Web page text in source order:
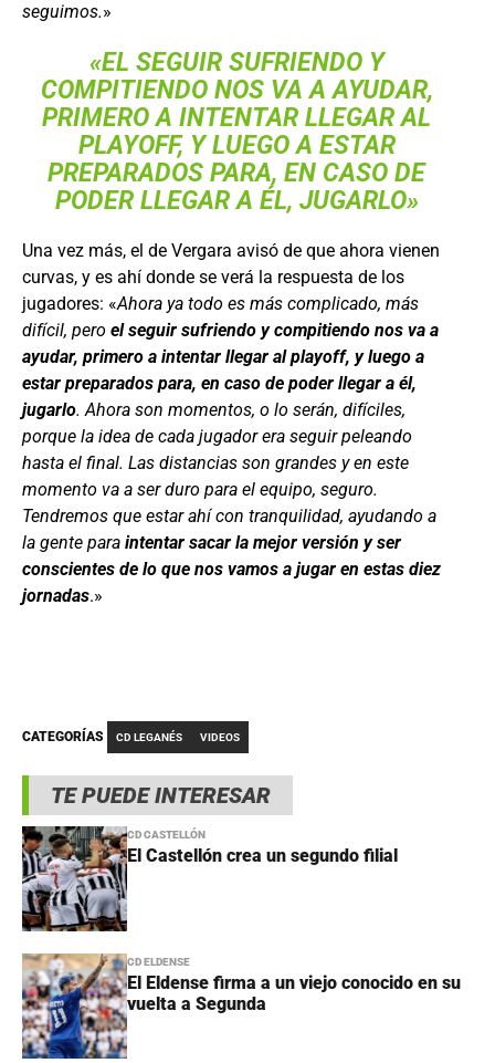
TE PUEDE INTERESAR
CD CASTELLÓN
El Castellón crea un segundo filial
CD ELDENSE
El Eldense firma a un viejo conocido en su
vuelta a Segunda
seguimos.»
«EL SEGUIR SUFRIENDO Y
COMPITIENDO NOS VA A AYUDAR,
PRIMERO A INTENTAR LLEGAR AL
PLAYOFF, Y LUEGO A ESTAR
PREPARADOS PARA, EN CASO DE
PODER LLEGAR A ÉL, JUGARLO»
Una vez más, el de Vergara avisó de que ahora vienen
curvas, y es ahí donde se verá la respuesta de los
jugadores: «Ahora ya todo es más complicado, más
difícil, pero el seguir sufriendo y compitiendo nos va a
ayudar, primero a intentar llegar al playoff, y luego a
estar preparados para, en caso de poder llegar a él,
jugarlo. Ahora son momentos, o lo serán, difíciles,
porque la idea de cada jugador era seguir peleando
hasta el final. Las distancias son grandes y en este
momento va a ser duro para el equipo, seguro.
Tendremos que estar ahí con tranquilidad, ayudando a
la gente para intentar sacar la mejor versión y ser
conscientes de lo que nos vamos a jugar en estas diez
jornadas.»
CATEGORÍAS CD LEGANÉS VIDEOS